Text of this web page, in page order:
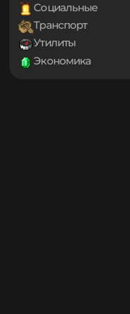
1.20
1.19.4
1.19.3
1.19.2
1.19.1
Декорации
Игровые механики